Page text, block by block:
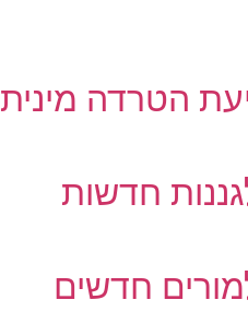
הטרדה מינית
חדשות
חדשים